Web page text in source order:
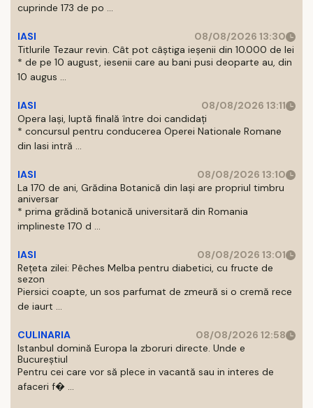
cuprinde 173 de po ...
IASI
08/08/2026 13:30
Titlurile Tezaur revin. Cât pot câștiga ieșenii din 10.000 de lei
* de pe 10 august, iesenii care au bani pusi deoparte au, din
10 augus ...
IASI
08/08/2026 13:11
Opera Iași, luptă finală între doi candidați
* concursul pentru conducerea Operei Nationale Romane
din Iasi intră ...
IASI
08/08/2026 13:10
La 170 de ani, Grădina Botanică din Iași are propriul timbru
aniversar
* prima grădină botanică universitară din Romania
implineste 170 d ...
IASI
08/08/2026 13:01
Rețeta zilei: Pêches Melba pentru diabetici, cu fructe de
sezon
Piersici coapte, un sos parfumat de zmeură si o cremă rece
de iaurt ...
CULINARIA
08/08/2026 12:58
Istanbul domină Europa la zboruri directe. Unde e
Bucureștiul
Pentru cei care vor să plece in vacantă sau in interes de
afaceri f� ...